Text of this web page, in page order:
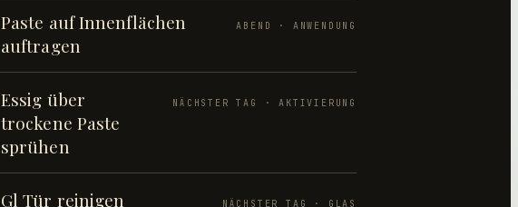
Paste auf Innenflächen
auftragen
ABEND · ANWENDUNG
Essig über
trockene Paste
sprühen
NÄCHSTER TAG · AKTIVIERUNG
Gl Tür reinigen NÄCHSTER TAG · GLAS